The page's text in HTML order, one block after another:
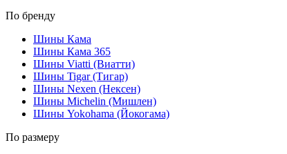
По бренду
Шины Кама
Шины Кама 365
Шины Viatti (Виатти)
Шины Tigar (Тигар)
Шины Nexen (Нексен)
Шины Michelin (Мишлен)
Шины Yokohama (Йокогама)
По размеру